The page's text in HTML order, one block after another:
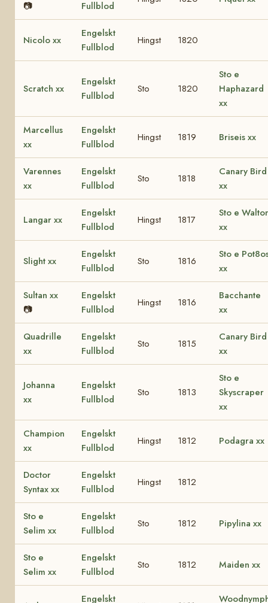
📷 Fullblod
Nicolo xx
Engelskt
Fullblod
Hingst 1820
Scratch xx
Engelskt
Fullblod
Sto 1820
Sto e
Haphazard
xx
Marcellus
xx
Engelskt
Fullblod
Hingst 1819 Briseis xx
Varennes
xx
Engelskt
Fullblod
Sto 1818
Canary Bird
xx
Langar xx
Engelskt
Fullblod
Hingst 1817
Sto e
xx
Slight xx
Engelskt
Fullblod
Sto 1816
Sto e
xx
Sultan xx
📷
Engelskt
Fullblod
Hingst 1816
Bacchante
xx
Quadrille
xx
Engelskt
Fullblod
Sto 1815
Canary Bird
xx
Johanna
xx
Engelskt
Fullblod
Sto 1813
Sto e
Skyscraper
xx
Champion
xx
Engelskt
Fullblod
Hingst 1812 Podagra xx
Doctor
Syntax xx
Engelskt
Fullblod
Hingst 1812
Sto e
Selim xx
Engelskt
Fullblod
Sto 1812 Pipylina xx
Sto e
Selim xx
Engelskt
Fullblod
Sto 1812 Maiden xx
Engelskt